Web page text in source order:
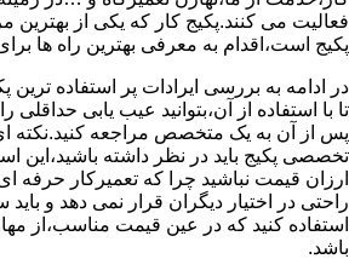
فعالیت می کنند.پکیج کار که یکی از بهترین
پکیج است،اقدام به معرفی بهترین راه ها
در ادامه به بررسی ایرادات پر استفاده ترین
تا با استفاده از آن،بتوانید عیب یابی حداقلی
پس از آن به یک متخصص مراجعه کنید.نکته
تخصصی پکیج باید در نظر داشته باشید،این
ارزان قیمت نباشید چرا که تعمیرکار حرفه
راحتی در اختیار دیگران قرار نمی دهد و
استفاده کنید که در عین قیمت مناسب،از
باشد.